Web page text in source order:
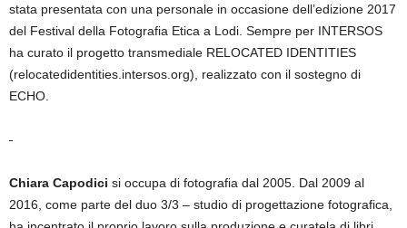
stata presentata con una personale in occasione dell’edizione 2017
del Festival della Fotografia Etica a Lodi. Sempre per INTERSOS
ha curato il progetto transmediale RELOCATED IDENTITIES
(relocatedidentities.intersos.org), realizzato con il sostegno di
ECHO.
Chiara Capodici si occupa di fotografia dal 2005. Dal 2009 al
2016, come parte del duo 3/3 – studio di progettazione fotografica,